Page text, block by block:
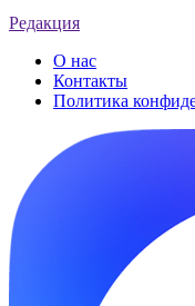
Редакция
О нас
Контакты
Политика